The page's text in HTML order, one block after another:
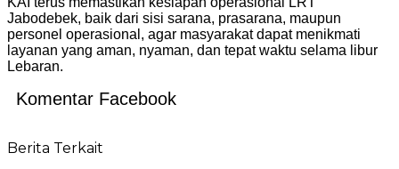
Jabodebek, baik dari sisi sarana, prasarana, maupun
personel operasional, agar masyarakat dapat menikmati
layanan yang aman, nyaman, dan tepat waktu selama libur
Lebaran.
Komentar Facebook
Berita Terkait